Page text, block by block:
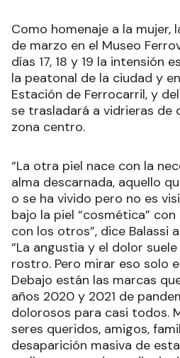
Como homenaje a la mujer,
de marzo en el Museo
días 17, 18 y 19 la intensión
la peatonal de la ciudad y
Estación de Ferrocarril, y
se trasladará a vidrieras de
zona centro.
“La otra piel nace con la
alma descarnada, aquello
o se ha vivido pero no es
bajo la piel “cosmética”
con los otros”, dice Balassi
“La angustia y el dolor
rostro. Pero mirar eso solo
Debajo están las marcas
años 2020 y 2021 de
dolorosos para casi todos.
seres queridos, amigos,
desaparición masiva de